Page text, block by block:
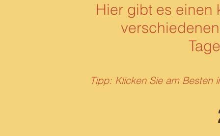
Hier gibt es einen
Tipp: Klicken Sie am Besten